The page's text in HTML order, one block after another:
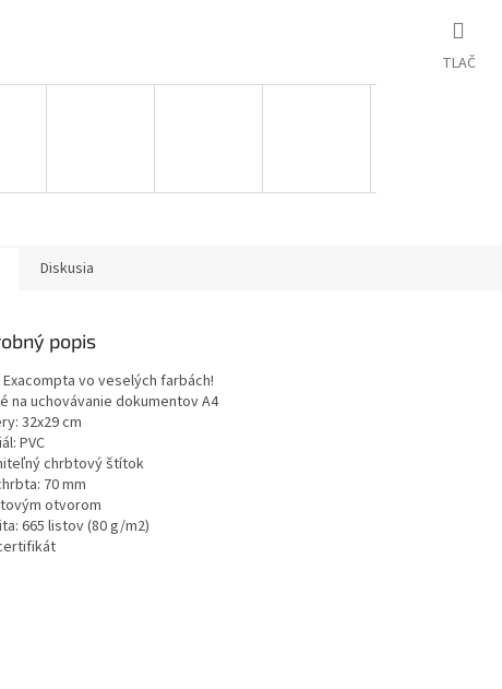
TLAČ
Diskusia
popis
Exacompta vo veselých farbách!
na uchovávanie dokumentov A4
32x29 cm
PVC
chrbtový štítok
70 mm
otvorom
665 listov (80 g/m2)